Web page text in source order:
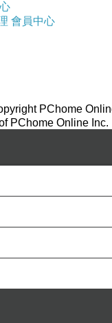
會員中心
PChome
PChome Online Inc.